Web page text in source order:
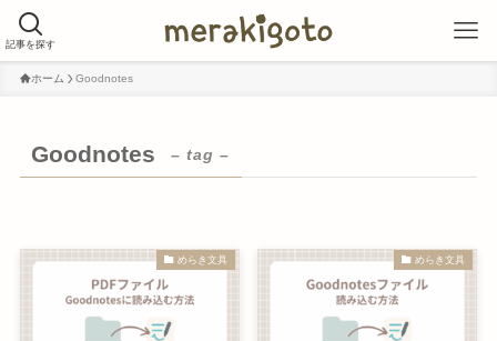
記事を探す
ホーム Goodnotes
Goodnotes – tag –
めらき文具 めらき文具